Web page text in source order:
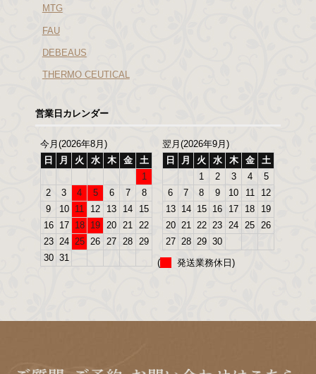
MTG
FAU
DEBEAUS
THERMO CEUTICAL
営業日カレンダー
今月(2026年8月)
日
月 火 水 木 金
土
1
2
3 4 5 6 7
8
9
10 11 12 13 14
15
16
17 18 19 20 21
22
23 24 25 26 27 28
29
30 31
翌月(2026年9月)
日
月 火 水 木 金
土
1
2 3 4
5
6
7 8 9 10 11
12
13
14 15 16 17 18
19
20 21 22 23 24 25
26
27 28 29 30
(
発送業務休日)